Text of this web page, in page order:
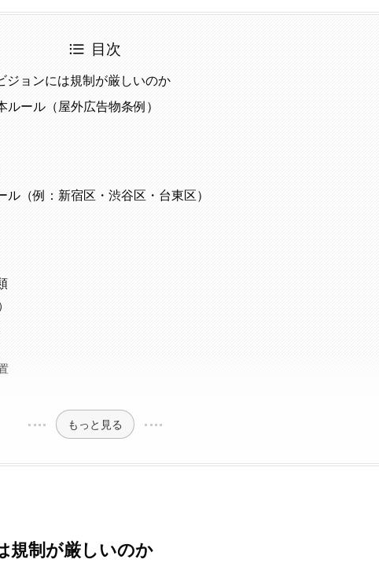
目次
ジョンには規制が厳しいのか
ール（屋外広告物条例）
（例：新宿区・渋谷区・台東区）
もっと見る
規制が厳しいのか